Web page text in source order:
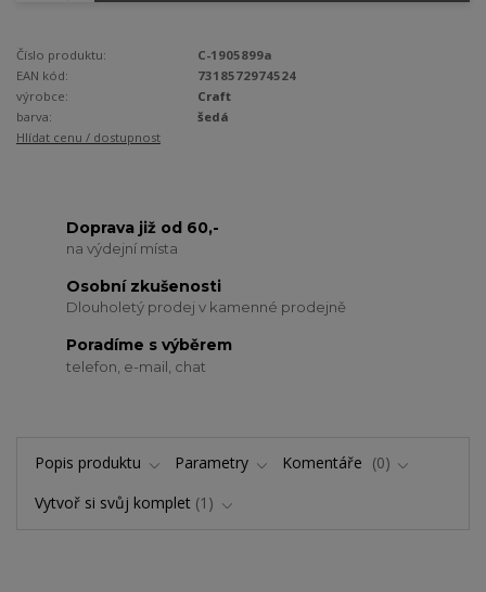
Číslo produktu:
C-1905899a
EAN kód:
7318572974524
výrobce:
Craft
barva:
šedá
Hlídat cenu / dostupnost
Doprava již od 60,-
na výdejní místa
Osobní zkušenosti
Dlouholetý prodej v kamenné prodejně
Poradíme s výběrem
telefon, e-mail, chat
Popis produktu Parametry Komentáře
0
Vytvoř si svůj komplet 1